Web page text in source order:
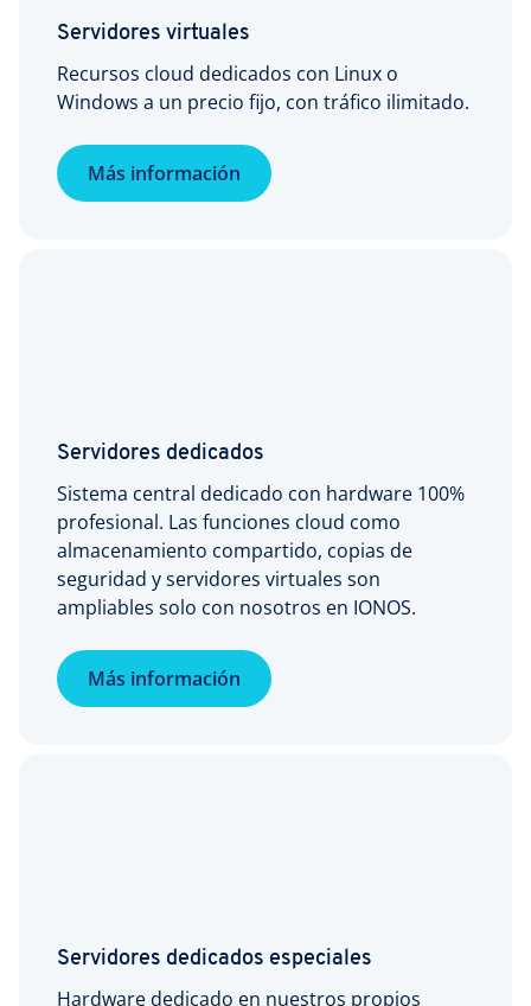
Servidores virtuales
Recursos cloud dedicados con Linux o
Windows a un precio fijo, con tráfico ilimitado.
Más información
Servidores dedicados
Sistema central dedicado con hardware 100%
profesional. Las funciones cloud como
almacenamiento compartido, copias de
seguridad y servidores virtuales son
ampliables solo con nosotros en IONOS.
Más información
Servidores dedicados especiales
Hardware dedicado en nuestros propios